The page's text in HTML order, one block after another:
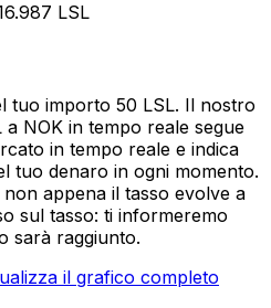
LSL
tuo importo 50 LSL. Il nostro
NOK in tempo reale segue
in tempo reale e indica
tuo denaro in ogni momento.
appena il tasso evolve a
sul tasso: ti informeremo
sarà raggiunto.
il grafico completo